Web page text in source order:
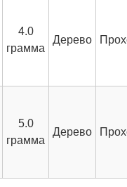
4.0
грамма
Дерево
5.0
грамма
Дерево